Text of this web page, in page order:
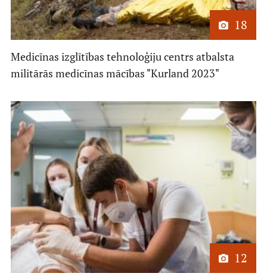
Mācību iespējas
Projekti
Sadarbība
Notikumu kalendārs
Kontakti
18
Medicīnas izglītības tehnoloģiju centrs atbalsta
militārās medicīnas mācības "Kurland 2023"
12